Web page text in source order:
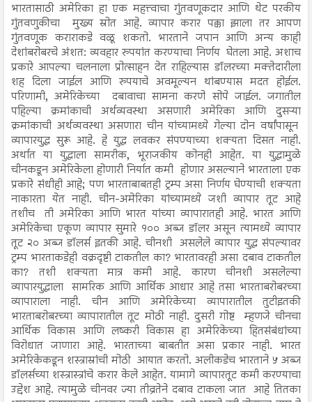
भारतासाठी अमेरिका हा एक महत्त्वाचा गुंतवणूकदार आणि थेट परकीय
गुंतवणुकीचा मुख्य स्रोत आहे. व्यापार करार पक्का झाला तर आपण
गुंतवणूक कराराकडे वळू शकतो. भारताने जपान आणि अन्य काही
देशांबरोबरचे अंशत: व्यवहार रुपयांत करण्याचा निर्णय घेतला आहे. अशाच
प्रकारे आपल्या चलनाला प्रोत्साहन देत राहिल्यास डॉलरच्या मक्तेदारीला
शह दिला जाईल आणि रुपयाचे अवमूल्यन थांबण्यास मदत होईल.
परिणामी, अमेरिकेच्या दबावाचा सामना करणे सोपे जाईल. जगातील
पहिल्या क्रमांकाची अर्थव्यवस्था असणारी अमेरिका आणि दुसऱ्या
क्रमांकाची अर्थव्यवस्था असणारा चीन यांच्यामध्ये गेल्या दोन वर्षांपासून
व्यापारयुद्ध सुरू आहे. हे युद्ध लवकर संपण्याच्या शक्यता दिसत नाही.
अर्थात या युद्धाला सामरीक, भूराजकीय कोनही आहेत. या युद्धामुळे
चीनकडून अमेरिकेला होणारी निर्यात कमी होणार असल्याने भारताला एक
प्रकारे संधीही आहे; पण भारताबाबतही ट्रम्प असा निर्णय घेण्याची शक्यता
नाकारता येत नाही. चीन-अमेरिका यांच्यामध्ये जशी व्यापार तूट आहे
तशीच ती अमेरिका आणि भारत यांच्या व्यापारातही आहे. भारत आणि
अमेरिकेचा एकूण व्यापार सुमारे १०० अब्ज डॉलर असून त्यामध्ये व्यापार
तूट २० अब्ज डॉलर्स इतकी आहे. चीनशी असलेले व्यापार युद्ध संपल्यावर
ट्रम्प भारताकडेही वक्रदृष्टी टाकतील का? भारतावरही असा दबाव टाकतील
का? तशी शक्यता मात्र कमी आहे. कारण चीनशी असलेल्या
व्यापारयुद्धाला सामरिक आणि आर्थिक आधार आहे तसा भारताबरोबरच्या
व्यापाराला नाही. चीन आणि अमेरिकेच्या व्यापारातील तुटीइतकी
भारताबरोबरच्या व्यापारातील तूट मोठी नाही. दुसरी गोष्ट म्हणजे चीनचा
आर्थिक विकास आणि लष्करी विकास हा अमेरिकेच्या हितसंबंधांच्या
विरोधात जाणारा आहे. भारताच्या बाबतीत असा प्रकार नाही. भारत
अमेरिकेकडून शस्त्रास्रांची मोठी आयात करतो. अलीकडेच भारताने ५ अब्ज
डॉलर्सच्या शस्त्रास्त्रांचे करार केले आहेत. यामागे व्यापारतूट कमी करण्याचा
उद्देश आहे. त्यामुळे चीनवर ज्या तीव्रतेने दबाव टाकला जात आहे तितका